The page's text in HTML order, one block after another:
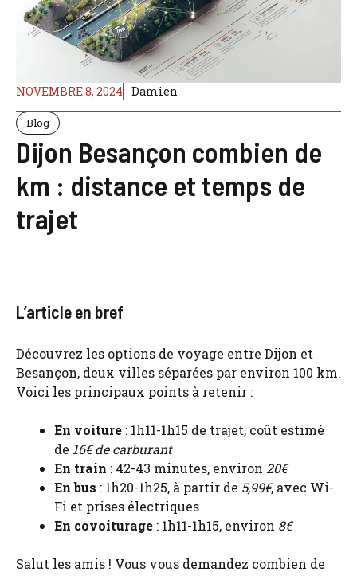
NOVEMBRE 8, 2024 Damien
Blog
Dijon Besançon combien de
km : distance et temps de
trajet
L’article en bref
Découvrez les options de voyage entre Dijon et
Besançon, deux villes séparées par environ 100 km.
Voici les principaux points à retenir :
En voiture : 1h11-1h15 de trajet, coût estimé
de 16€ de carburant
En train : 42-43 minutes, environ 20€
En bus : 1h20-1h25, à partir de 5,99€, avec Wi-
Fi et prises électriques
En covoiturage : 1h11-1h15, environ 8€
Salut les amis ! Vous vous demandez combien de